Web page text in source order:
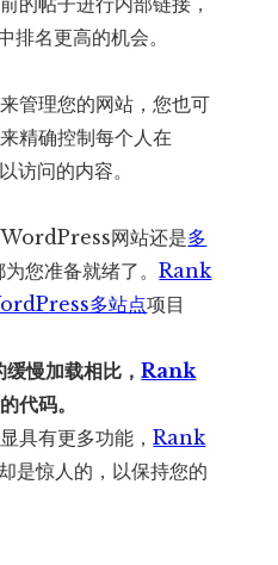
排名更高的机会。
管理您的网站，您也可
精确控制每个人在
访问的内容。
网站还是多
您准备就绪了。Rank
多站点项目
缓慢加载相比，Rank
代码。
具有更多功能，Rank
是惊人的，以保持您的